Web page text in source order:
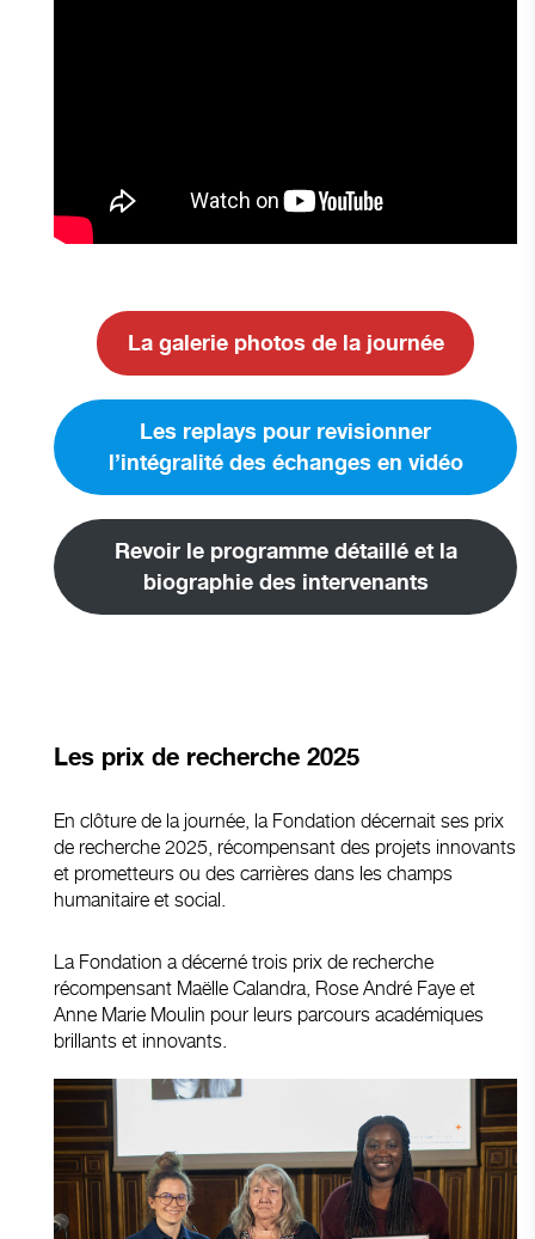
La galerie photos de la journée
Les replays pour revisionner
l’intégralité des échanges en vidéo
Revoir le programme détaillé et la
biographie des intervenants
Les prix de recherche 2025
En clôture de la journée, la Fondation décernait ses prix
de recherche 2025, récompensant des projets innovants
et prometteurs ou des carrières dans les champs
humanitaire et social.
La Fondation a décerné trois prix de recherche
récompensant Maëlle Calandra, Rose André Faye et
Anne Marie Moulin pour leurs parcours académiques
brillants et innovants.